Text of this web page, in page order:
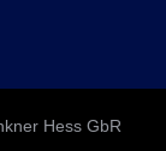
Hess GbR